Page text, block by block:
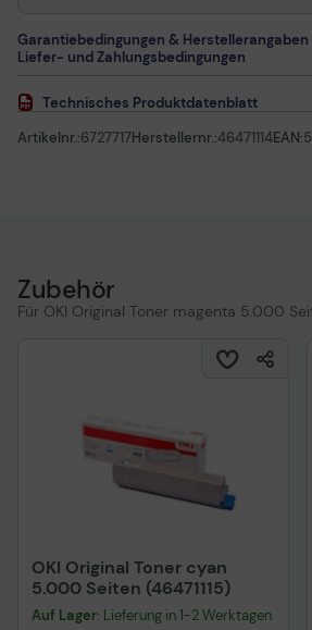
Garantiebedingungen & Herstellerangaben
Liefer- und Zahlungsbedingungen
Technisches Produktdatenblatt
Artikelnr.:6727717Herstellernr.:46471114EAN:
Zubehör
Für OKI Original Toner magenta 5.000
OKI Original Toner cyan
5.000 Seiten (46471115)
Auf Lager: Lieferung in 1-2 Werktagen